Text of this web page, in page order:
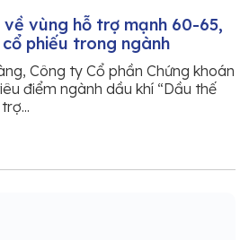
vùng hỗ trợ mạnh 60-65,
phiếu trong ngành
Công ty Cổ phần Chứng khoán
điểm ngành dầu khí “Dầu thế